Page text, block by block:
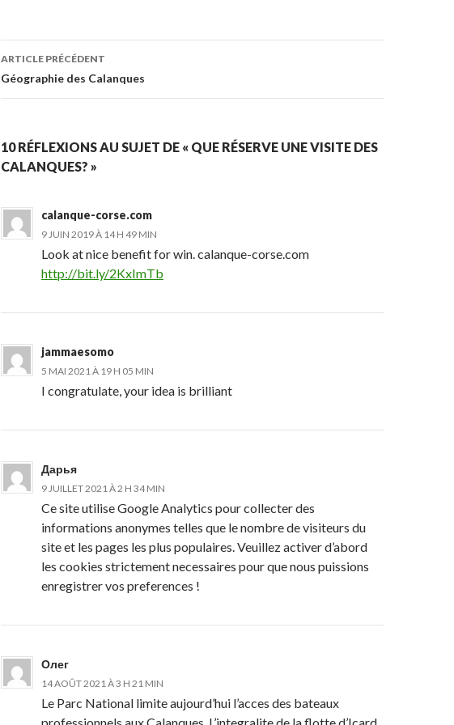
Navigation
articles
ARTICLE PRÉCÉDENT
Géographie des Calanques
10 RÉFLEXIONS AU SUJET DE « QUE RÉSERVE UNE VISITE DES
CALANQUES? »
calanque-corse.com
9 JUIN 2019 À 14 H 49 MIN
Look at nice benefit for win. calanque-corse.com
http://bit.ly/2KxImTb
jammaesomo
5 MAI 2021 À 19 H 05 MIN
I congratulate, your idea is brilliant
Дарья
9 JUILLET 2021 À 2 H 34 MIN
Ce site utilise Google Analytics pour collecter des
informations anonymes telles que le nombre de visiteurs du
site et les pages les plus populaires. Veuillez activer d’abord
les cookies strictement necessaires pour que nous puissions
enregistrer vos preferences !
Олег
14 AOÛT 2021 À 3 H 21 MIN
Le Parc National limite aujourd’hui l’acces des bateaux